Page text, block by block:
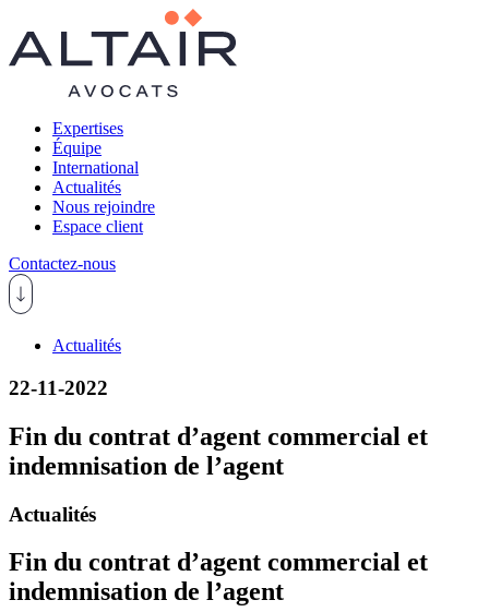
Expertises
Équipe
International
Actualités
Nous rejoindre
Espace client
Contactez-nous
Actualités
22-11-2022
Fin du contrat d’agent commercial et
indemnisation de l’agent
Actualités
Fin du contrat d’agent commercial et
indemnisation de l’agent